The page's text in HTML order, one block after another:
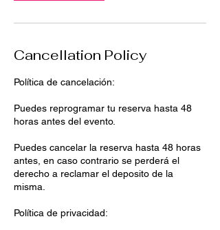
Cancellation Policy
Política de cancelación:
Puedes reprogramar tu reserva hasta 48
horas antes del evento.
Puedes cancelar la reserva hasta 48 horas
antes, en caso contrario se perderá el
derecho a reclamar el deposito de la
misma.
Política de privacidad: